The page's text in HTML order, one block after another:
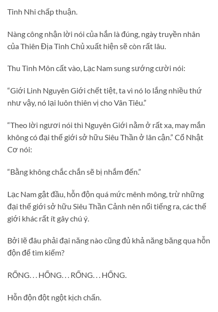
Tinh Nhi chấp thuận.
Nàng công nhận lời nói của hắn là đúng, ngày truyền nhân
của Thiên Địa Tinh Chủ xuất hiện sẽ còn rất lâu.
Thu Tinh Môn cất vào, Lạc Nam sung sướng cười nói:
“Giới Linh Nguyên Giới chết tiệt, ta vì nó lo lắng nhiều thứ
như vậy, nó lại luôn thiên vị cho Vân Tiêu.”
“Theo lời ngươi nói thì Nguyên Giới nằm ở rất xa, may mắn
không có đại thế giới sở hữu Siêu Thần ở lân cận.” Cổ Nhật
Cơ nói:
“Bằng không chắc chắn sẽ bị nhắm đến.”
Lạc Nam gật đầu, hỗn độn quá mức mênh mông, trừ những
đại thế giới sở hữu Siêu Thần Cảnh nên nổi tiếng ra, các thế
giới khác rất ít gây chú ý.
Bởi lẽ đâu phải đại năng nào cũng đủ khả năng băng qua hỗn
độn để tìm kiếm?
RỐNG. . . HỐNG. . . RỐNG. . . HỐNG.
Hỗn độn đột ngột kịch chấn.